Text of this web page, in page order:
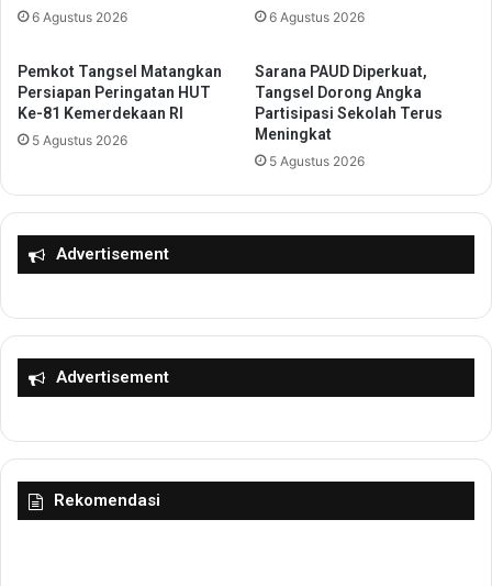
g
,
B
e
r
y
a
a
y
r
a
k
R
t
u
Z
a
y
a
e
a
6 Agustus 2026 6 Agustus 2026
Pemkot Tangsel Matangkan
Persiapan Peringatan HUT
Ke-81 Kemerdekaan RI
5 Agustus 2026
Sarana PAUD Diperkuat,
Tangsel Dorong Angka
Partisipasi Sekolah Terus
Meningkat
5 Agustus 2026
Advertisement
Advertisement
Rekomendasi